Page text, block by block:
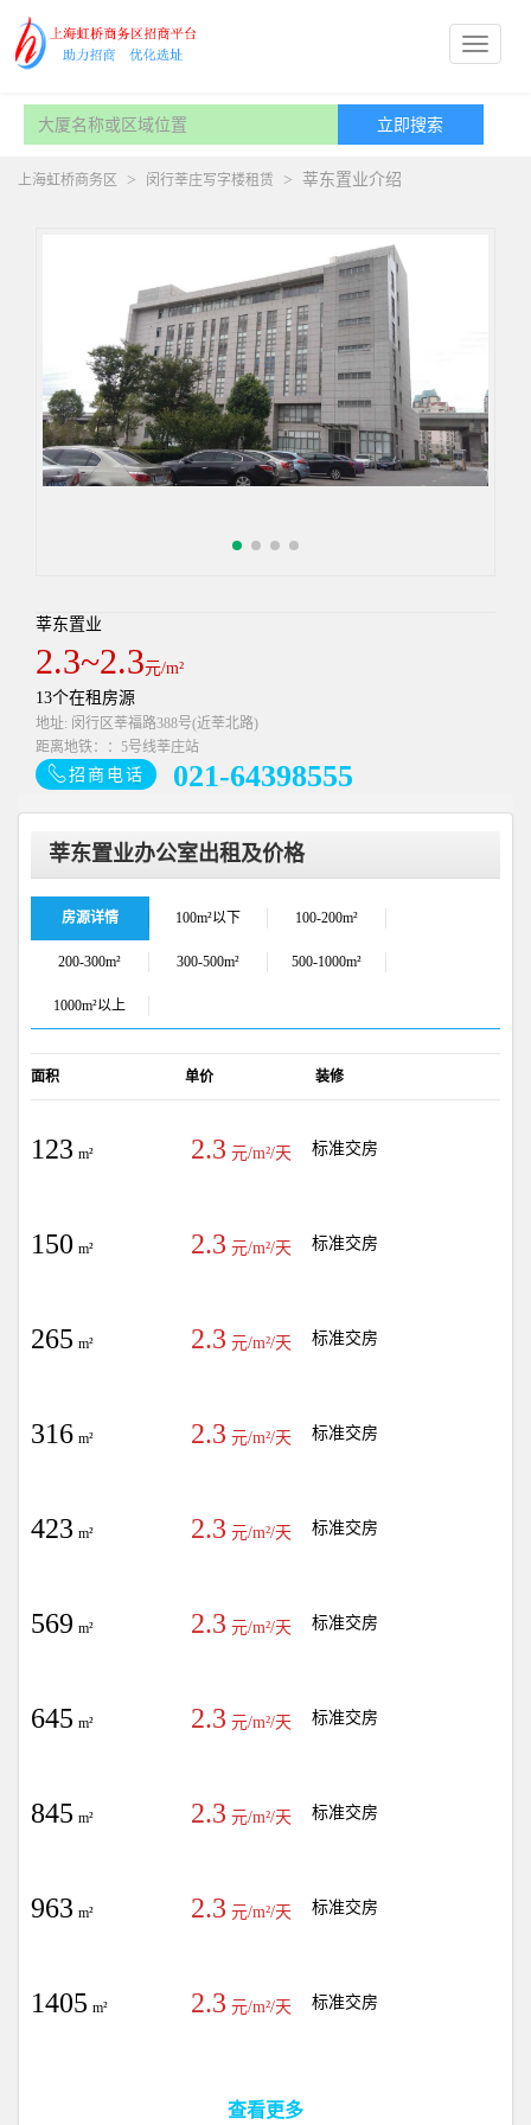
上海虹桥商务区 > 闵行莘庄写字楼租赁 > 莘东置业介绍
莘东置业
2.3~2.3元/m²
13个在租房源
地址: 闵行区莘福路388号(近莘北路)
距离地铁：：5号线莘庄站
招商电话 021-64398555
莘东置业办公室出租及价格
房源详情 100m²以下 100-200m²
200-300m² 300-500m² 500-1000m²
1000m²以上
面积 单价 装修
123 m² 2.3 元/m²/天 标准交房
150 m² 2.3 元/m²/天 标准交房
265 m² 2.3 元/m²/天 标准交房
316 m² 2.3 元/m²/天 标准交房
423 m² 2.3 元/m²/天 标准交房
569 m² 2.3 元/m²/天 标准交房
645 m² 2.3 元/m²/天 标准交房
845 m² 2.3 元/m²/天 标准交房
963 m² 2.3 元/m²/天 标准交房
1405 m² 2.3 元/m²/天 标准交房
查看更多